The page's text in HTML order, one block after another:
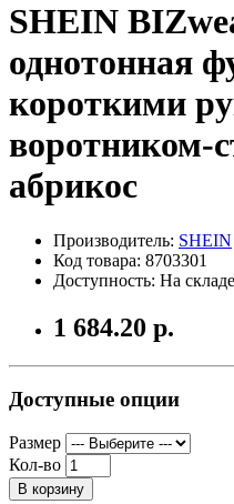
SHEIN
однотонная
короткими
воротником-
абрикос
Производитель: SHEIN
Код товара: 8703301
Доступность: На складе
1 684.20 р.
Доступные опции
Размер
Кол-во
В корзину